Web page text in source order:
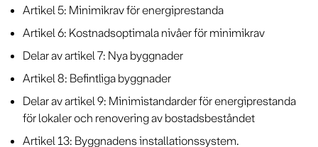
Artikel 5: Minimikrav för energiprestanda
Artikel 6: Kostnadsoptimala nivåer för minimikrav
Delar av artikel 7: Nya byggnader
Artikel 8: Befintliga byggnader
Delar av artikel 9: Minimistandarder för energiprestanda
för lokaler och renovering av bostadsbeståndet
Artikel 13: Byggnadens installationssystem.